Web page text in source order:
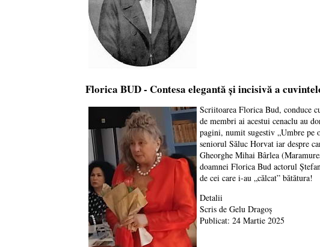
Florica BUD - Contesa elegantă și incisivă a
Scriitoarea Florica Bud, conduce
de membri ai acestui cenaclu au
pagini, numit sugestiv „Umbre pe
seniorul Săluc Horvat iar despre
Gheorghe Mihai Bârlea
doamnei Florica Bud actorul
de cei care i-au „călcat” bătătura!
Detalii
Scris de Gelu Dragoș
Publicat: 24 Martie 2025